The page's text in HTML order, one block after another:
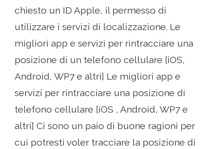
chiesto un ID Apple, il permesso di
utilizzare i servizi di localizzazione. Le
migliori app e servizi per rintracciare una
posizione di un telefono cellulare [iOS,
Android, WP7 e altri] Le migliori app e
servizi per rintracciare una posizione di
telefono cellulare [iOS , Android, WP7 e
altri] Ci sono un paio di buone ragioni per
cui potresti voler tracciare la posizione di